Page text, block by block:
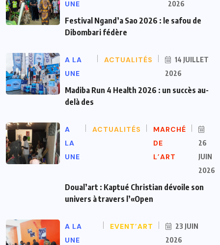
UNE 2026
Festival Ngand’a Sao 2026 : le safou de
Dibombari fédère
A LA
UNE
ACTUALITÉS
14 JUILLET
2026
Madiba Run 4 Health 2026 : un succès au-
delà des
A
LA
UNE
ACTUALITÉS
MARCHÉ
DE
L’ART
26
JUIN
2026
Doual’art : Kaptué Christian dévoile son
univers à travers l’«Open
A LA
UNE
EVENT’ART
23 JUIN
2026